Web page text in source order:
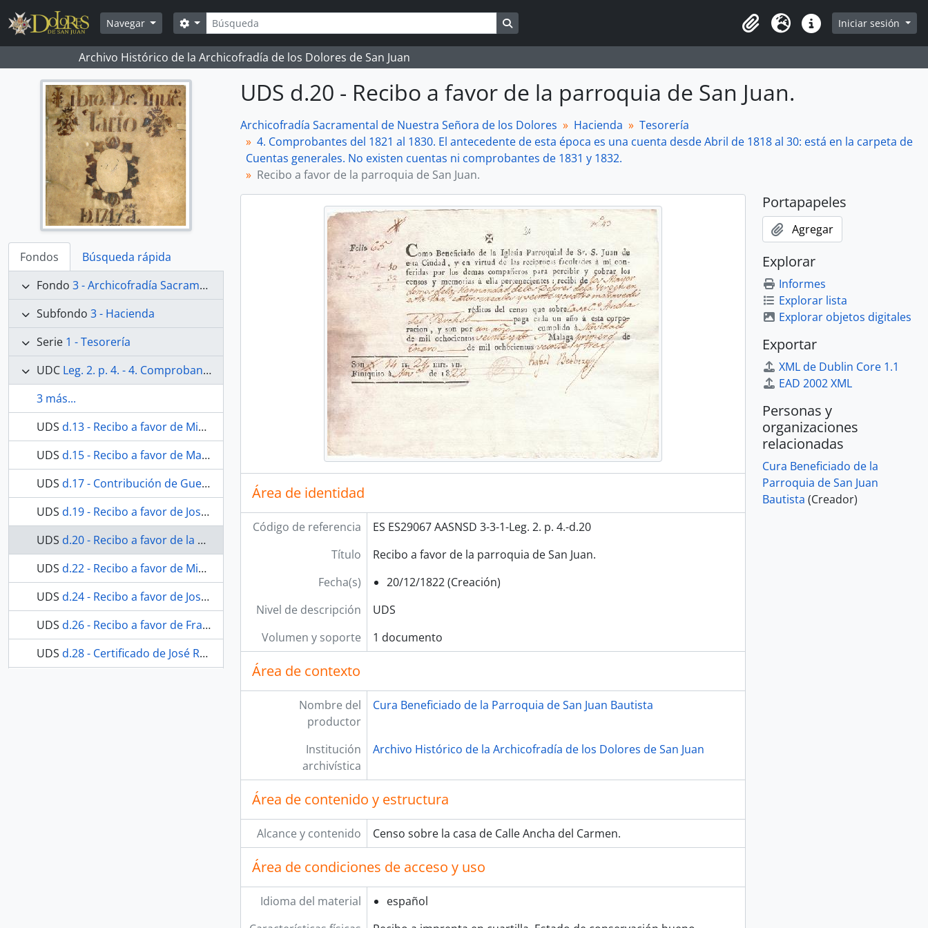
Skip to main content
Navegar
Búsqueda
Search options Search in browse page
Portapapeles
Idioma Enlaces rápidos
Iniciar sesión
Archivo Histórico de la Archicofradía de los Dolores de San Juan
Fondos
Búsqueda rápida
Fondo 3 - Archicofradía Sacramental de Nuestra Señora de los Dolores
Subfondo 3 - Hacienda
Serie 1 - Tesorería
UDC Leg. 2. p. 4. - 4. Comprobantes del 1821 al 1830. El antecedente de esta época es una cuenta desde Abril de 1818 al 30: está en la carpeta de Cuentas generales. No existen cuentas ni comprobantes de 1831 y 1832.
3 más...
UDS d.13 - Recibo a favor de Miguel Tinoco y Cano.
UDS d.15 - Recibo a favor de Manuel Bracho.
UDS d.17 - Contribución de Guerra.
UDS d.19 - Recibo a favor de José de los Reyes.
UDS d.20 - Recibo a favor de la parroquia de San Juan.
UDS d.22 - Recibo a favor de Miguel Tinoco y Cano.
UDS d.24 - Recibo a favor de Josef Gonzalez.
UDS d.26 - Recibo a favor de Francisco Baena.
UDS d.28 - Certificado de José Reyna y Laguna.
UDS d.20 - Recibo a favor de la parroquia de San Juan.
Archicofradía Sacramental de Nuestra Señora de los Dolores Hacienda
Tesorería
4. Comprobantes del 1821 al 1830. El antecedente de esta época es una cuenta desde Abril de 1818 al 30: está en la carpeta de
Cuentas generales. No existen cuentas ni comprobantes de 1831 y 1832.
Recibo a favor de la parroquia de San Juan.
Área de identidad
Código de referencia
ES ES29067 AASNSD 3-3-1-Leg. 2. p. 4.-d.20
Título
Recibo a favor de la parroquia de San Juan.
Fecha(s)
20/12/1822 (Creación)
Nivel de descripción
UDS
Volumen y soporte
1 documento
Área de contexto
Nombre del
productor
Cura Beneficiado de la Parroquia de San Juan Bautista
Institución
archivística
Archivo Histórico de la Archicofradía de los Dolores de San Juan
Área de contenido y estructura
Alcance y contenido Censo sobre la casa de Calle Ancha del Carmen.
Área de condiciones de acceso y uso
Idioma del material
español
Portapapeles
Agregar
Explorar
Informes
Explorar lista
Explorar objetos digitales
Exportar
XML de Dublin Core 1.1
EAD 2002 XML
Personas y
organizaciones
relacionadas
Cura Beneficiado de la
Parroquia de San Juan
Bautista (Creador)